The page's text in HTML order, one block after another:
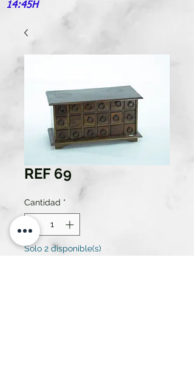
14:45H
REF 69
Cantidad *
Solo 2 disponible(s)